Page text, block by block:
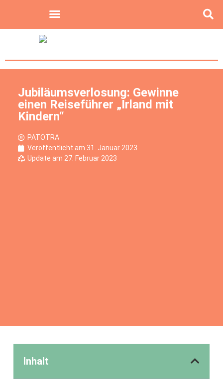
Jubiläumsverlosung: Gewinne
einen Reiseführer „Irland mit
Kindern“
PATOTRA
Veröffentlicht am 31. Januar 2023
Update am 27. Februar 2023
Inhalt